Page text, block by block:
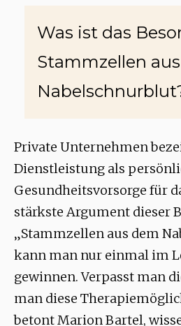
Was ist das
Stammzellen
Private Unternehmen
Dienstleistung als
Gesundheitsvorsorge für
stärkste Argument dieser
„Stammzellen aus dem
kann man nur einmal im
gewinnen. Verpasst man
man diese
betont Marion Bartel,